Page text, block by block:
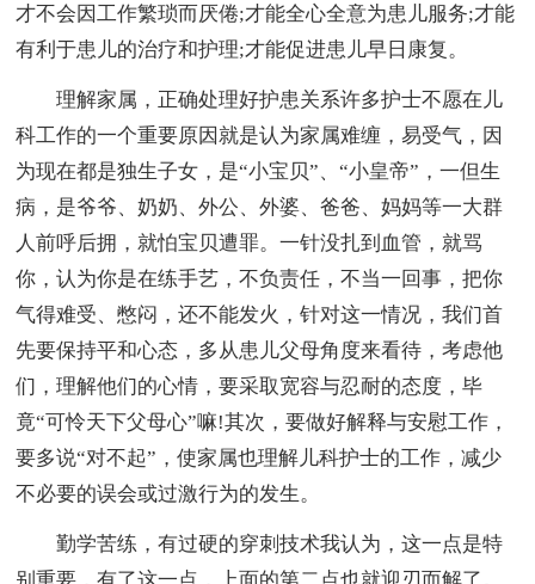
才不会因工作繁琐而厌倦;才能全心全意为患儿服务;才能
有利于患儿的治疗和护理;才能促进患儿早日康复。
理解家属，正确处理好护患关系许多护士不愿在儿
科工作的一个重要原因就是认为家属难缠，易受气，因
为现在都是独生子女，是“小宝贝”、“小皇帝”，一但生
病，是爷爷、奶奶、外公、外婆、爸爸、妈妈等一大群
人前呼后拥，就怕宝贝遭罪。一针没扎到血管，就骂
你，认为你是在练手艺，不负责任，不当一回事，把你
气得难受、憋闷，还不能发火，针对这一情况，我们首
先要保持平和心态，多从患儿父母角度来看待，考虑他
们，理解他们的心情，要采取宽容与忍耐的态度，毕
竟“可怜天下父母心”嘛!其次，要做好解释与安慰工作，
要多说“对不起”，使家属也理解儿科护士的工作，减少
不必要的误会或过激行为的发生。
勤学苦练，有过硬的穿刺技术我认为，这一点是特